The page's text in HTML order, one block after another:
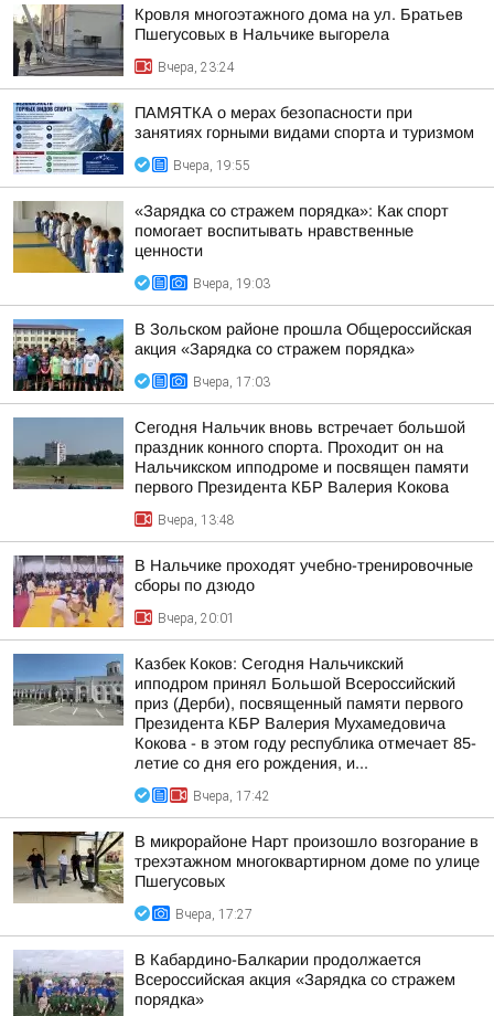
Кровля многоэтажного дома на ул. Братьев
Пшегусовых в Нальчике выгорела
Вчера, 23:24
ПАМЯТКА о мерах безопасности при
занятиях горными видами спорта и туризмом
Вчера, 19:55
«Зарядка со стражем порядка»: Как спорт
помогает воспитывать нравственные
ценности
Вчера, 19:03
В Зольском районе прошла Общероссийская
акция «Зарядка со стражем порядка»
Вчера, 17:03
Сегодня Нальчик вновь встречает большой
праздник конного спорта. Проходит он на
Нальчикском ипподроме и посвящен памяти
первого Президента КБР Валерия Кокова
Вчера, 13:48
В Нальчике проходят учебно-тренировочные
сборы по дзюдо
Вчера, 20:01
Казбек Коков: Сегодня Нальчикский
ипподром принял Большой Всероссийский
приз (Дерби), посвященный памяти первого
Президента КБР Валерия Мухамедовича
Кокова - в этом году республика отмечает 85-
летие со дня его рождения, и...
Вчера, 17:42
В микрорайоне Нарт произошло возгорание в
трехэтажном многоквартирном доме по улице
Пшегусовых
Вчера, 17:27
В Кабардино-Балкарии продолжается
Всероссийская акция «Зарядка со стражем
порядка»